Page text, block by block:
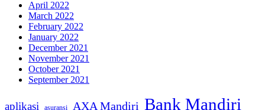
April 2022
March 2022
February 2022
January 2022
December 2021
November 2021
October 2021
September 2021
aplikasi asuransi AXA Mandiri Bank Mandiri